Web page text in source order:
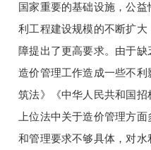
国家重要的基础设施，公
利工程建设规模的不断扩
障提出了更高要求。由于
造价管理工作造成一些不
筑法》《中华人民共和国
上位法中关于造价管理方
和管理要求不够具体，对